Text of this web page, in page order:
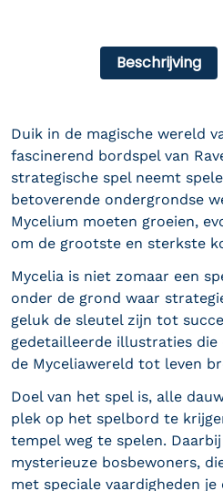
Beschrijving
Duik in de magische wereld
fascinerend bordspel van
strategische spel neemt
betoverende ondergrondse
Mycelium moeten groeien,
om de grootste en sterkste
Mycelia is niet zomaar een
onder de grond waar
geluk de sleutel zijn tot
gedetailleerde illustraties die
de Myceliawereld tot leven
Doel van het spel is, alle
plek op het spelbord te
tempel weg te spelen.
mysterieuze bosbewoners,
met speciale vaardigheden